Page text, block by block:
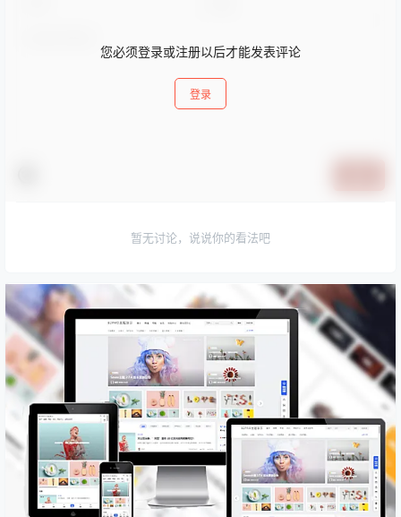
您必须登录或注册以后才能发表评论
登录
暂无讨论，说说你的看法吧